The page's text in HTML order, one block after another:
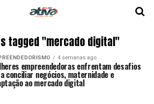
tagged "mercado digital"
4 semanas ago
empreendedoras enfrentam desafios
conciliar negócios, maternidade e
ao mercado digital